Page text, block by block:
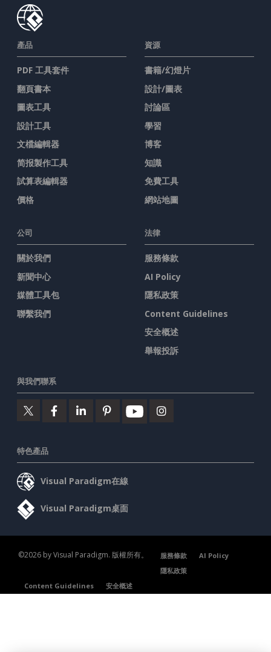
產品
PDF 工具套件
翻頁書本
圖表工具
設計工具
文檔編輯器
简报製作工具
試算表編輯器
價格
資源
書籍/幻燈片
設計/圖表
討論區
學習
博客
知識
免費工具
網站地圖
公司
關於我們
新聞中心
媒體工具包
聯繫我們
法律
服務條款
AI Policy
隱私政策
Content Guidelines
安全概述
舉報投訴
與我們聯系
特色產品
Visual Paradigm在線
Visual Paradigm桌面
©2026 by Visual Paradigm. 版權所有。 服務條款
AI Policy
隱私政策
Content Guidelines
安全概述